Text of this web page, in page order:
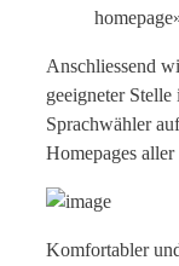
Anschliessend
geeigneter
Sprachwähler
Homepages
Komfortabler